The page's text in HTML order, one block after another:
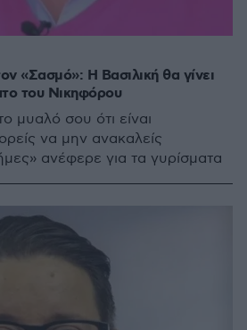
«Σασμό»: Η Βασιλική θα γίνει
του Νικηφόρου
μυαλό σου ότι είναι
να μην ανακαλείς
ανέφερε για τα γυρίσματα